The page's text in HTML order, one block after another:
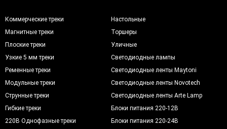
Коммерческие треки
Магнитные треки
Плоские треки
Узкие 5 мм треки
Ременные треки
Модульные треки
Струнные треки
Гибкие треки
220В Однофазные треки
Настольные
Торшеры
Уличные
Светодиодные лампы
Светодиодные ленты Maytoni
Светодиодные ленты Novotech
Светодиодные ленты Arte Lamp
Блоки питания 220-12В
Блоки питания 220-24В